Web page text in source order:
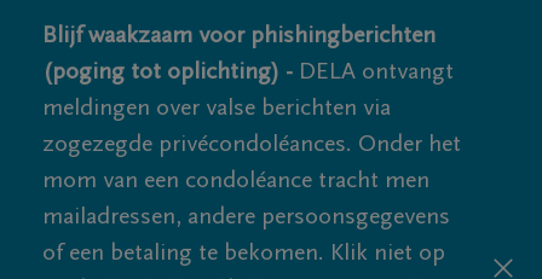
Blijf waakzaam voor phishingberichten
(poging tot oplichting) - DELA ontvangt
meldingen over valse berichten via
zogezegde privécondoléances. Onder het
mom van een condoléance tracht men
mailadressen, andere persoonsgegevens
of een betaling te bekomen. Klik niet op